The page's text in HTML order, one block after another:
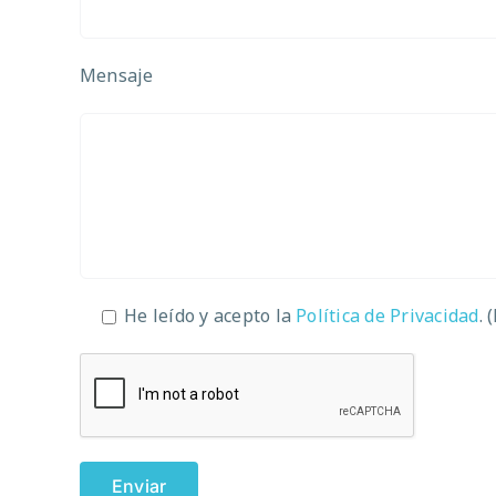
Mensaje
He leído y acepto la Política de Privacidad.